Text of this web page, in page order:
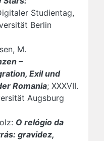
Studientag,
Berlin
M.
–
Exil und
Romania; XXXVII.
Augsburg
O relógio da
gravidez,